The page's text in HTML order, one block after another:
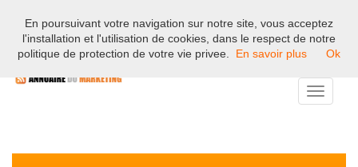
Bienvenue sur l'annuaire professionnel du marketing et de la
communication en France.
Toggle
En poursuivant votre navigation sur notre site, vous acceptez
l'installation et l'utilisation de cookies, dans le respect de notre
politique de protection de votre vie privee.
En savoir plus Ok